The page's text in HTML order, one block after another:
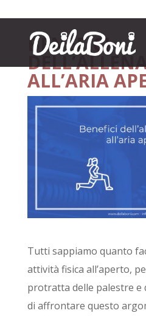
BENEFICI
ALL’ARIA
Tutti sappiamo quanto
attività fisica all’aperto,
protratta delle palestre e
di affrontare questo